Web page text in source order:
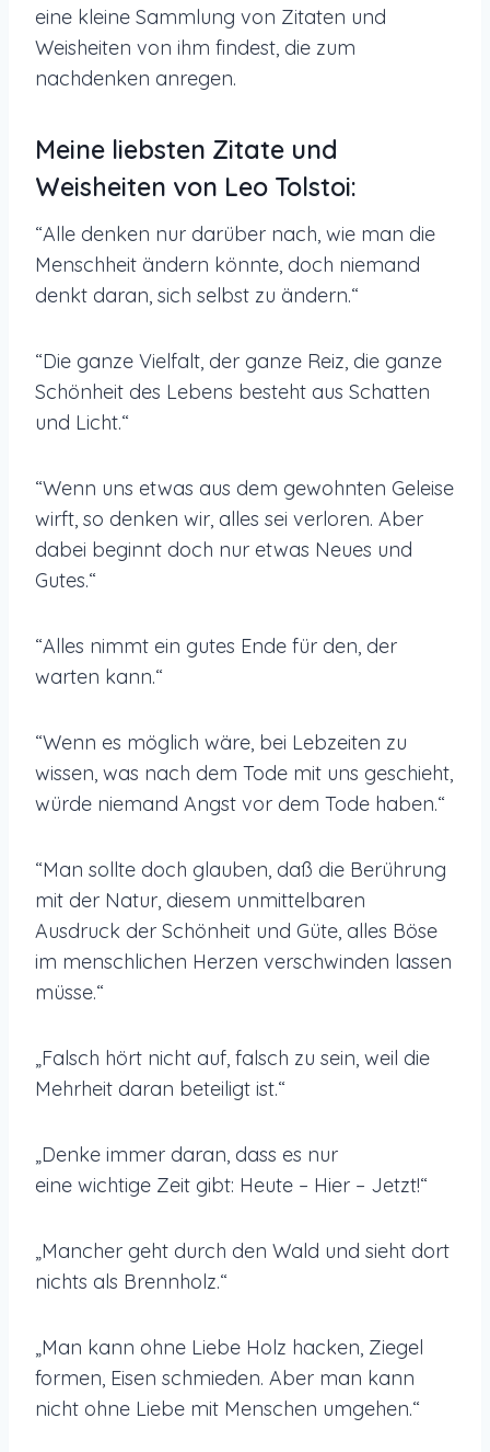
eine kleine Sammlung von Zitaten und
Weisheiten von ihm findest, die zum
nachdenken anregen.
Meine liebsten Zitate und
Weisheiten von Leo Tolstoi:
“Alle denken nur darüber nach, wie man die
Menschheit ändern könnte, doch niemand
denkt daran, sich selbst zu ändern.“
“Die ganze Vielfalt, der ganze Reiz, die ganze
Schönheit des Lebens besteht aus Schatten
und Licht.“
“Wenn uns etwas aus dem gewohnten Geleise
wirft, so denken wir, alles sei verloren. Aber
dabei beginnt doch nur etwas Neues und
Gutes.“
“Alles nimmt ein gutes Ende für den, der
warten kann.“
“Wenn es möglich wäre, bei Lebzeiten zu
wissen, was nach dem Tode mit uns geschieht,
würde niemand Angst vor dem Tode haben.“
“Man sollte doch glauben, daß die Berührung
mit der Natur, diesem unmittelbaren
Ausdruck der Schönheit und Güte, alles Böse
im menschlichen Herzen verschwinden lassen
müsse.“
„Falsch hört nicht auf, falsch zu sein, weil die
Mehrheit daran beteiligt ist.“
„Denke immer daran, dass es nur
eine wichtige Zeit gibt: Heute – Hier – Jetzt!“
„Mancher geht durch den Wald und sieht dort
nichts als Brennholz.“
„Man kann ohne Liebe Holz hacken, Ziegel
formen, Eisen schmieden. Aber man kann
nicht ohne Liebe mit Menschen umgehen.“